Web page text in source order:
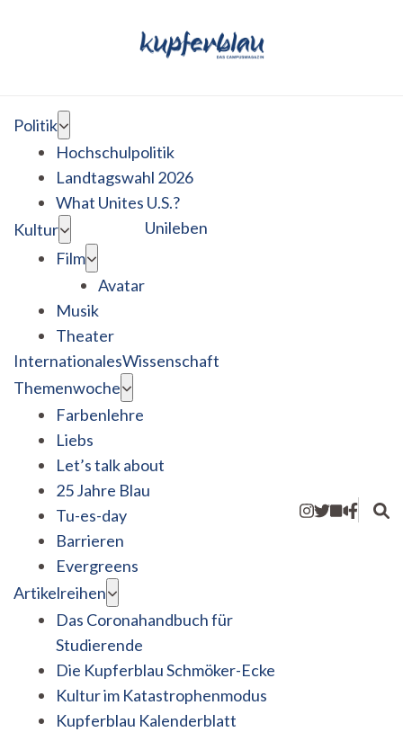
Politik
Hochschulpolitik
Landtagswahl 2026
What Unites U.S.?
Kultur
Film
Avatar
Musik
Theater
Unileben
InternationalesWissenschaft
Themenwoche
Farbenlehre
Liebs
Let’s talk about
25 Jahre Blau
Tu-es-day
Barrieren
Evergreens
Artikelreihen
Das Coronahandbuch für
Studierende
Die Kupferblau Schmöker-Ecke
Kultur im Katastrophenmodus
Kupferblau Kalenderblatt